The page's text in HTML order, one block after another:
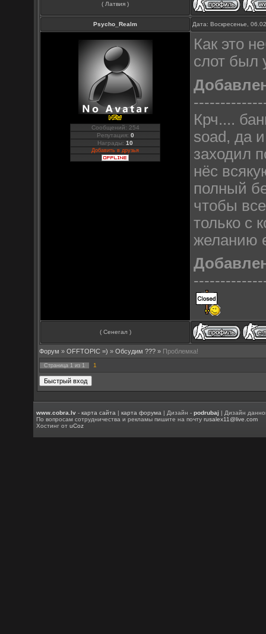
( Латвия )
Psycho_Realm Дата: Воскресенье,
Сообщений: 254
Репутация: 0
Награды:10
Добавить в друзья
Как это
слот был
Крч....
soad, да
заходил
нёс
полный
чтобы
только с
желанию
( Сенегал )
Форум » OFFTOPIC =) » Обсудим ??? » Проблемка!
Страница 1 из 1 1
www.cobra.lv -карта сайта |карта форума | Дизайн -podrubaj | Дизайн
По вопросам сотрудничества и рекламы пишите на почтуrusalex11@live.com
Хостинг отuCoz